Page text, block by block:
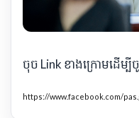
ចុច Link ខាងក្រោមដើម្
https://www.facebook.com/